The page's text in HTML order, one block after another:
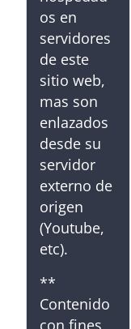
os en
servidores
de este
sitio web,
mas son
enlazados
desde su
servidor
externo de
origen
(Youtube,
etc).
**
Contenido
con fines